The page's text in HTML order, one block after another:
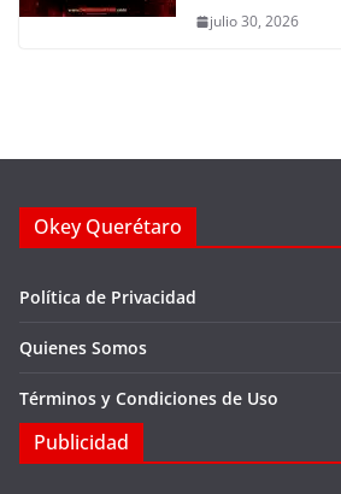
julio 30, 2026
Okey Querétaro
Política de Privacidad
Quienes Somos
Términos y Condiciones de Uso
Publicidad